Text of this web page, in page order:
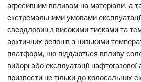
агресивним впливом на матеріали, а
екстремальними умовами
свердловин з високими тисками та
арктичних регіонів з низькими
платформ, що піддаються впливу
виборі або експлуатації
призвести не тільки до колосальних